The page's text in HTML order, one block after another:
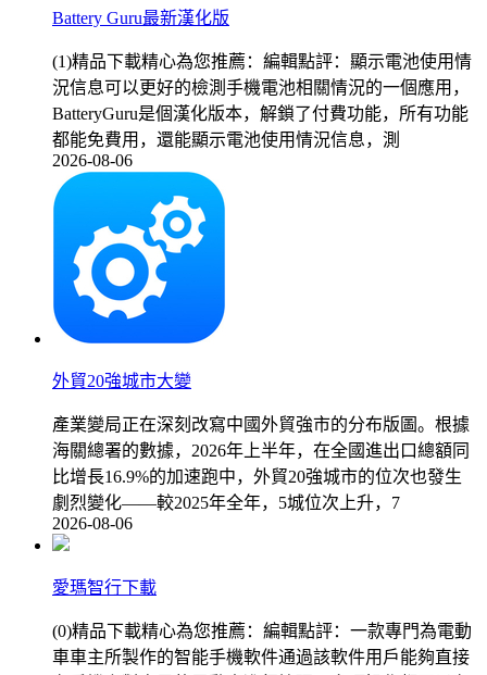
Battery Guru最新漢化版
(1)精品下載精心為您推薦：編輯點評：顯示電池使用情
況信息可以更好的檢測手機電池相關情況的一個應用，
BatteryGuru是個漢化版本，解鎖了付費功能，所有功能
都能免費用，還能顯示電池使用情況信息，測
2026-08-06
外貿20強城市大變
產業變局正在深刻改寫中國外貿強市的分布版圖。根據
海關總署的數據，2026年上半年，在全國進出口總額同
比增長16.9%的加速跑中，外貿20強城市的位次也發生
劇烈變化——較2025年全年，5城位次上升，7
2026-08-06
愛瑪智行下載
(0)精品下載精心為您推薦：編輯點評：一款專門為電動
車車主所製作的智能手機軟件通過該軟件用戶能夠直接